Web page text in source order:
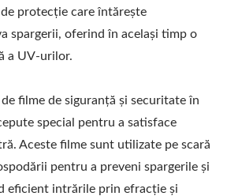
protecție care întărește
spargerii, oferind în același timp o
a UV-urilor.
filme de siguranță și securitate în
special pentru a satisface
Aceste filme sunt utilizate pe scară
pentru a preveni spargerile și
eficient intrările prin efracție și